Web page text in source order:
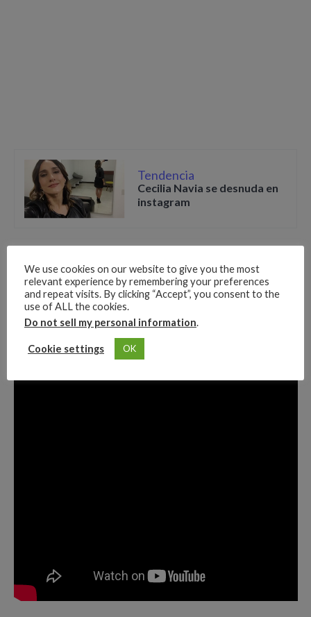
Tendencia
Cecilia Navia se desnuda en
instagram
Este es el video de Anuel cantando ‘China’ sin autotune que
se ha hecho viral en redes sociales.
We use cookies on our website to give you the most
relevant experience by remembering your preferences
and repeat visits. By clicking “Accept”, you consent to the
use of ALL the cookies.
Do not sell my personal information.
Cookie settings OK